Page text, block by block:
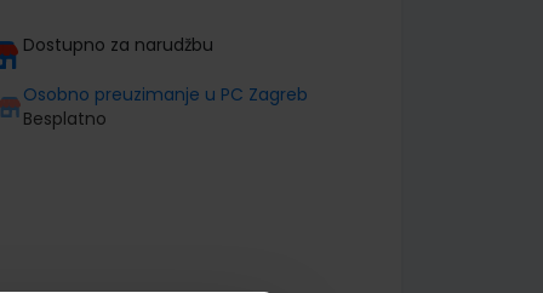
Dostupno za narudžbu
Osobno preuzimanje u PC Zagreb
Besplatno